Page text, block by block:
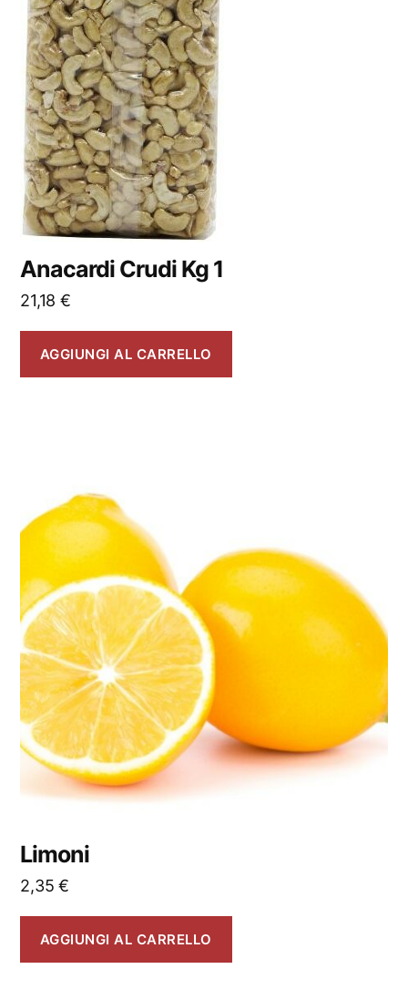
Anacardi Crudi Kg 1
21,18 €
AGGIUNGI AL CARRELLO
Limoni
2,35€
AGGIUNGI AL CARRELLO